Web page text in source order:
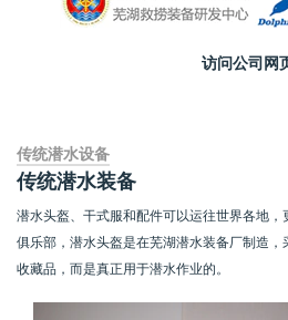
访问公司网
传统潜水设备
传统潜水装备
潜水头盔、干式服和配件可以运往世界各地
俱乐部，潜水头盔是在芜湖潜水装备厂制造
收藏品，而是真正用于潜水作业的。